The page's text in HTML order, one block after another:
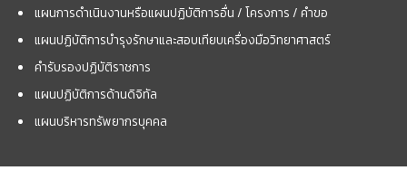
แผนการดำเนินงานหรือแผนปฏิบัติการอื่น / โครงการ / คำขอ
แผนปฏิบัติการบำรุงรักษาและสอบเทียบเครื่องมือวิทยาศาสตร์
คำรับรองปฏิบัติราชการ
แผนปฏิบัติการด้านดิจิทัล
แผนบริหารทรัพยากรบุคคล